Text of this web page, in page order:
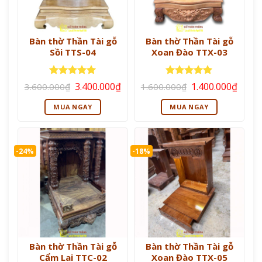
Bàn thờ Thần Tài gỗ
Sồi TTS-04
Được xếp
hạng 55
sao
3.600.000₫ Giá
gốc
là:
3.600.000₫.
3.400.000₫Giá
3.400.000₫.
MUA NGAY
Bàn thờ Thần Tài gỗ
Xoan Đào TTX-03
Được xếp
hạng
5
sao
1.600.000₫ Giá
gốc
là:
1.600.000₫.
1.400.000₫Giá
MUA NGAY
-24%
Bàn thờ Thần Tài gỗ
Cẩm Lai TTC-02
-18%
Bàn thờ Thần Tài gỗ
Xoan Đào TTX-05